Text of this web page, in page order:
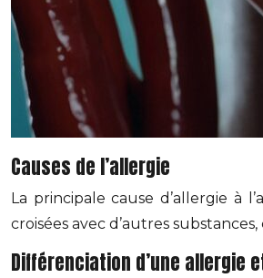
Causes de l’allergie
La principale cause d’allergie à
croisées avec d’autres
Différenciation d’une allergie